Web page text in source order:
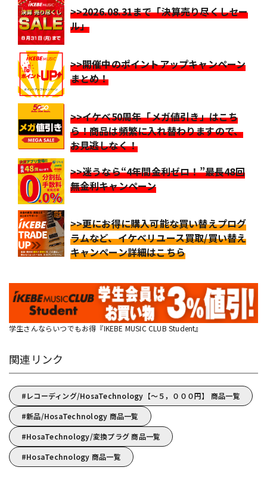
>>2026.08.31まで「決算売り尽くしセー
ル」
>>開催中のポイントアップキャンペーン
まとめ！
>>イケベ50周年「メガ値引き」はこち
ら！商品は頻繁に入れ替わりますので、
お見逃しなく！
>>迷うなら“4年間金利ゼロ！”最長48回
無金利キャンペーン
>>更にお得に購入可能な買い替えプログ
ラムなど、イケベリユース買取/買い替え
キャンペーン詳細はこちら
学生さんならいつでもお得『IKEBE MUSIC CLUB Student』
関連リンク
レコーディング/HosaTechnology【～５，０００円】 商品一覧
新品/HosaTechnology 商品一覧
HosaTechnology/変換プラグ 商品一覧
HosaTechnology 商品一覧